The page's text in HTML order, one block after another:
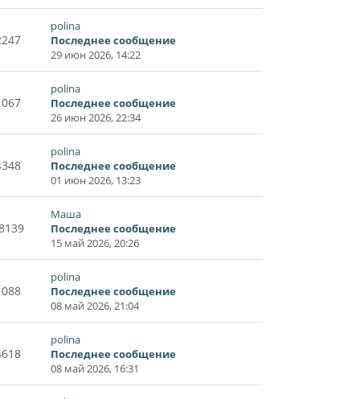
polina
Последнее сообщение
29 июн 2026, 14:22
polina
Последнее сообщение
26 июн 2026, 22:34
polina
Последнее сообщение
01 июн 2026, 13:23
Маша
Последнее сообщение
15 май 2026, 20:26
polina
Последнее сообщение
08 май 2026, 21:04
polina
Последнее сообщение
08 май 2026, 16:31